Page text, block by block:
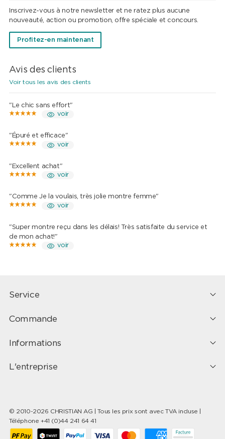
Inscrivez-vous à notre newsletter et ne ratez plus aucune
nouveauté, action ou promotion, offre spéciale et concours.
Profitez-en maintenant
Avis des clients
Voir tous les avis des clients
"Le chic sans effort"
voir
"Épuré et efficace"
voir
"Excellent achat"
voir
"Comme Je la voulais, très jolie montre femme"
voir
"Super montre reçu dans les délais! Très satisfaite du service et
de mon achat!"
voir
Service
Commande
Informations
L'entreprise
© 2010-2026 CHRISTIAN AG | Tous les prix sont avec TVA incluse |
Téléphone +41 (0)44 241 64 41